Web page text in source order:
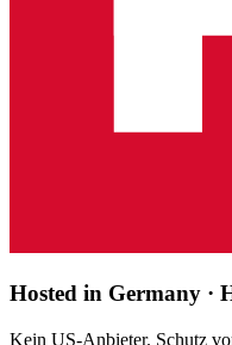
Hosted in Germany ·
Kein US-Anbieter. Schutz